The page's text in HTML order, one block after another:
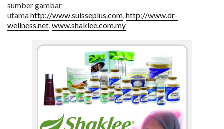
sumber gambar
utamahttp://www.suisseplus.com,http://www.dr-
wellness.net,www.shaklee.com.my